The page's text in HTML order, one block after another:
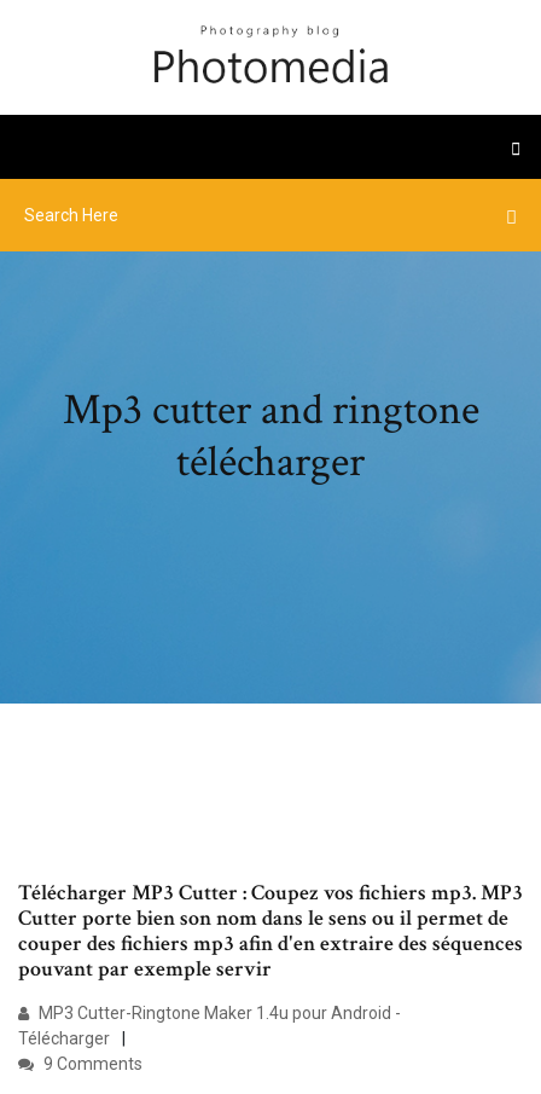
Mp3 cutter and ringtone
télécharger
Télécharger MP3 Cutter : Coupez vos fichiers mp3. MP3
Cutter porte bien son nom dans le sens ou il permet de
couper des fichiers mp3 afin d'en extraire des séquences
pouvant par exemple servir
MP3 Cutter-Ringtone Maker 1.4u pour Android -
Télécharger
9 Comments